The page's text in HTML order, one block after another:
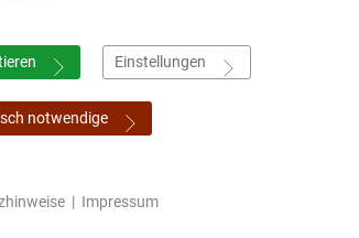
Mahagujarat
Medical Society,
Nadiad
All India Institute of
Einstellungen
notwendige
| Impressum